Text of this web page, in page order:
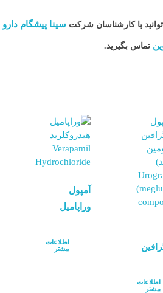
با کارشناسان شرکت سینا پیشگام دارو
تماس بگیرید.
اطلاعات
بیشتر
آمپول
وراپامیل
اطلاعات
بیشتر